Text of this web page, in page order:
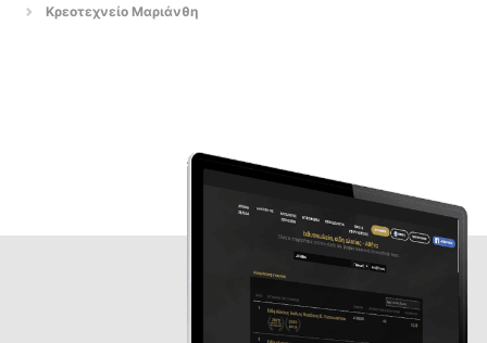
Κρεοτεχνείο Μαριάνθη